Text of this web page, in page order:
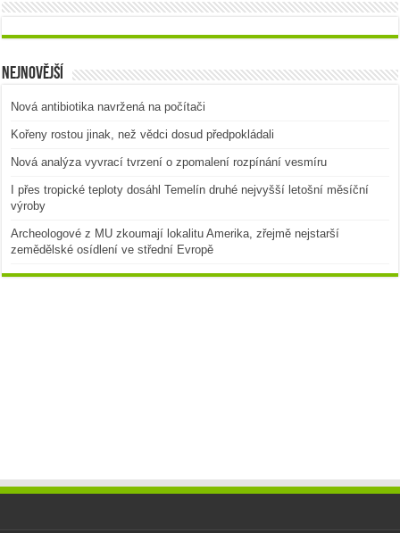
Nejnovější
Nová antibiotika navržená na počítači
Kořeny rostou jinak, než vědci dosud předpokládali
Nová analýza vyvrací tvrzení o zpomalení rozpínání vesmíru
I přes tropické teploty dosáhl Temelín druhé nejvyšší letošní měsíční
výroby
Archeologové z MU zkoumají lokalitu Amerika, zřejmě nejstarší
zemědělské osídlení ve střední Evropě